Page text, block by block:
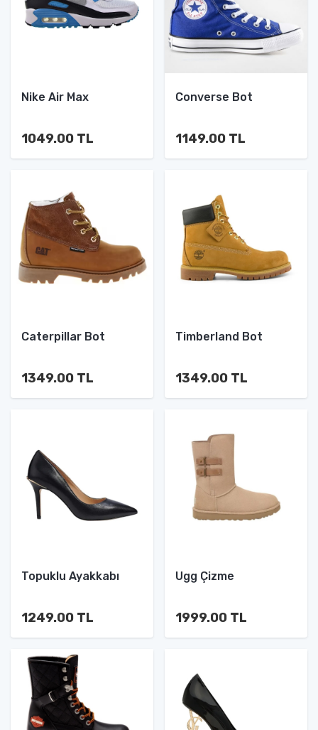
Nike Air Max
1049.00 TL
Converse Bot
1149.00 TL
Caterpillar Bot
1349.00 TL
Timberland Bot
1349.00 TL
Topuklu Ayakkabı
1249.00 TL
Ugg Çizme
1999.00 TL